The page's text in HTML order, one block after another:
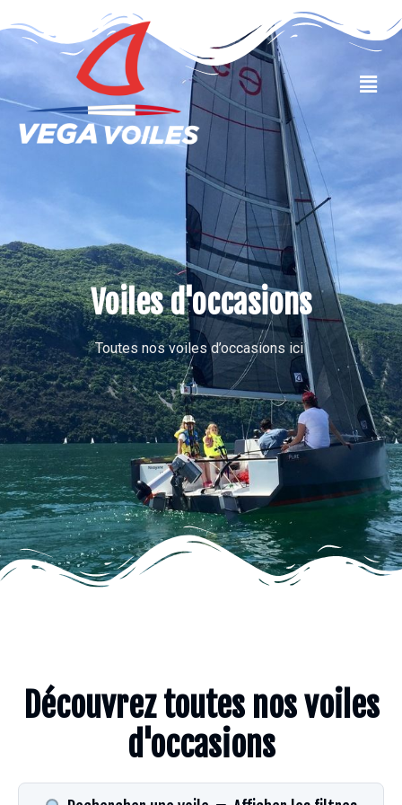
VOILES OCCASIONS
Voiles d'occasions
Toutes nos voiles d’occasions ici
Découvrez toutes nos voiles
d'occasions